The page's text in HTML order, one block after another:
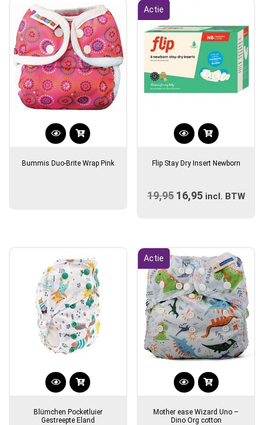
Bummis Duo-Brite Wrap Pink
Actie
Dit
heeft
variaties.
gekozen
worden
op
de
productpagina
Flip Stay Dry Insert Newborn
19,95 Oorspronkelijke
16,95Huidige
incl. BTW
Blümchen Pocketluier
Gestreepte Eland
Actie
Mother ease Wizard Uno –
Dino Org cotton